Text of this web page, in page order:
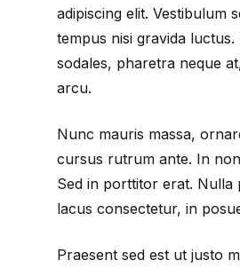
adipiscing elit. Vestibulum
tempus nisi gravida
sodales, pharetra neque
arcu.
Nunc mauris massa,
cursus rutrum ante. In non
Sed in porttitor erat. Nulla
lacus consectetur, in
Praesent sed est ut justo